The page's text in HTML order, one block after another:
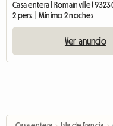
Casa entera | Romainville
2 pers. | Mínimo 2 noches
Ver anuncio